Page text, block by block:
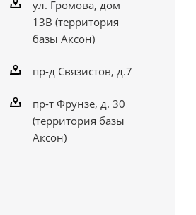
ул. Громова, дом
13В (территория
базы Аксон)
пр-д Связистов, д.7
пр-т Фрунзе, д. 30
(территория базы
Аксон)